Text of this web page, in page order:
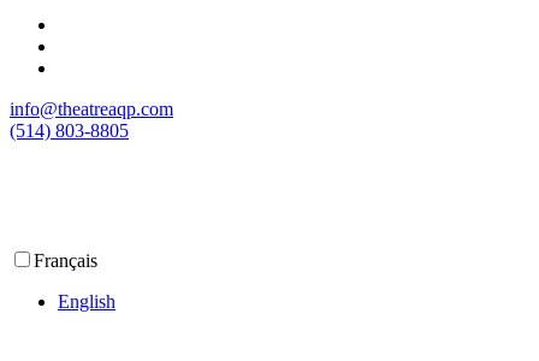
info@theatreaqp.com
(514) 803-8805
Français
English